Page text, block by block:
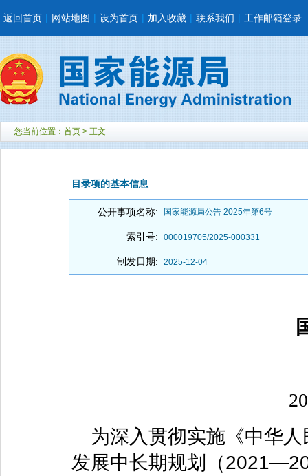
返回首页 | 网站地图 | 设为首页 | 加入收藏 | 联系我们 | 工作邮箱登录
您当前位置： 首页 > 正文
目录项的基本信息
公开事项名称: 国家能源局公告 2025年第6号
索引号: 000019705/2025-000331
制发日期: 2025-12-04
为深入贯彻实施《中华
发展中长期规划（